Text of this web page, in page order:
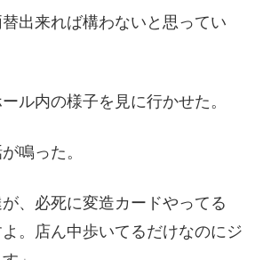
出来れば構わないと思ってい
ル内の様子を見に行かせた。
鳴った。
が、必死に変造カードやってる
。店ん中歩いてるだけなのにジ